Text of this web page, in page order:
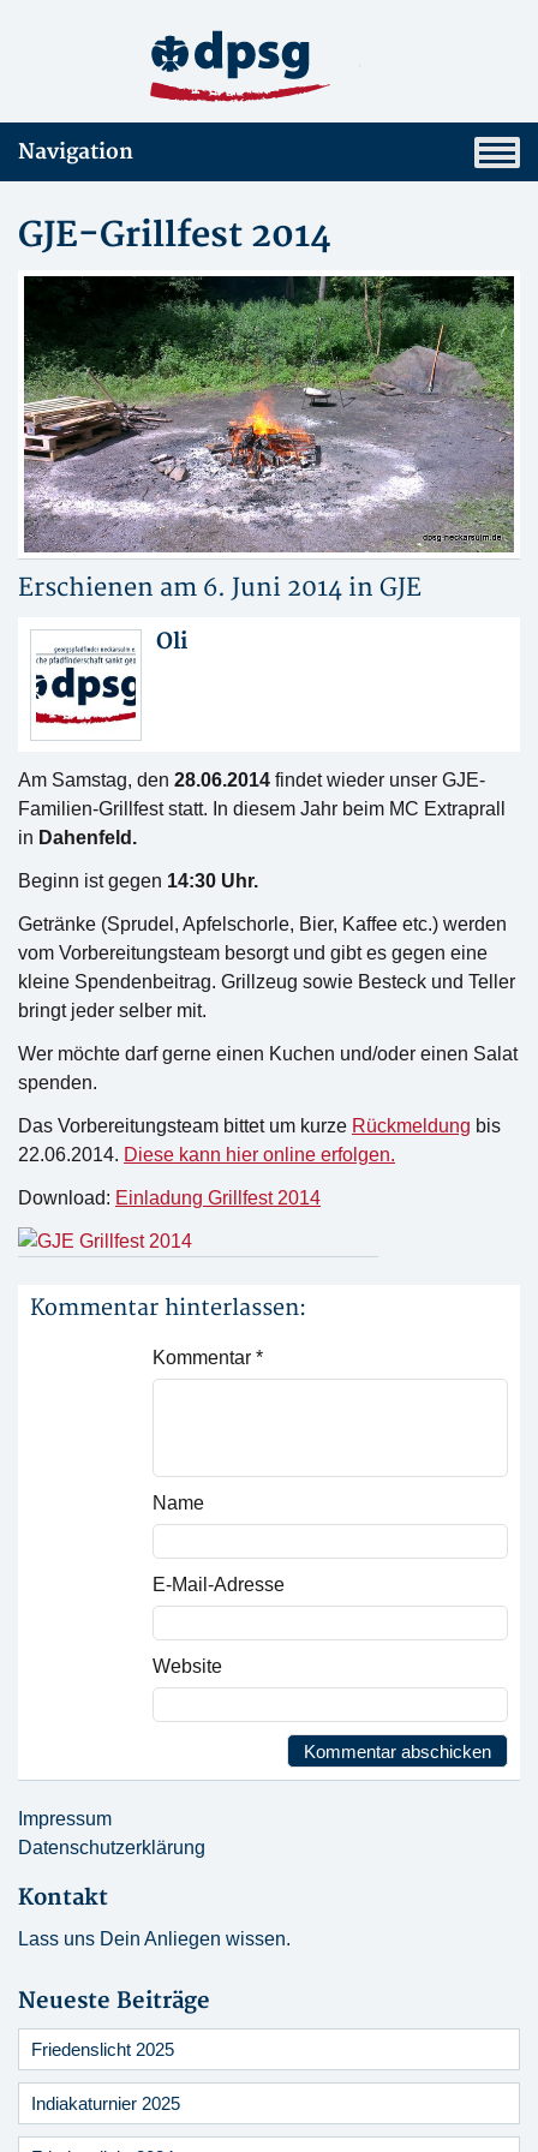
Navigation
GJE-Grillfest 2014
Erschienen am 6. Juni 2014 in GJE
Oli
Am Samstag, den 28.06.2014 findet wieder unser GJE-
Familien-Grillfest statt. In diesem Jahr beim MC Extraprall
in Dahenfeld.
Beginn ist gegen 14:30 Uhr.
Getränke (Sprudel, Apfelschorle, Bier, Kaffee etc.) werden
vom Vorbereitungsteam besorgt und gibt es gegen eine
kleine Spendenbeitrag. Grillzeug sowie Besteck und Teller
bringt jeder selber mit.
Wer möchte darf gerne einen Kuchen und/oder einen Salat
spenden.
Das Vorbereitungsteam bittet um kurze Rückmeldung bis
22.06.2014. Diese kann hier online erfolgen.
Download: Einladung Grillfest 2014
Kommentar hinterlassen:
Kommentar *
Name
E-Mail-Adresse
Website
Impressum
Datenschutzerklärung
Kontakt
Lass uns Dein Anliegen wissen.
Neueste Beiträge
Friedenslicht 2025
Indiakaturnier 2025